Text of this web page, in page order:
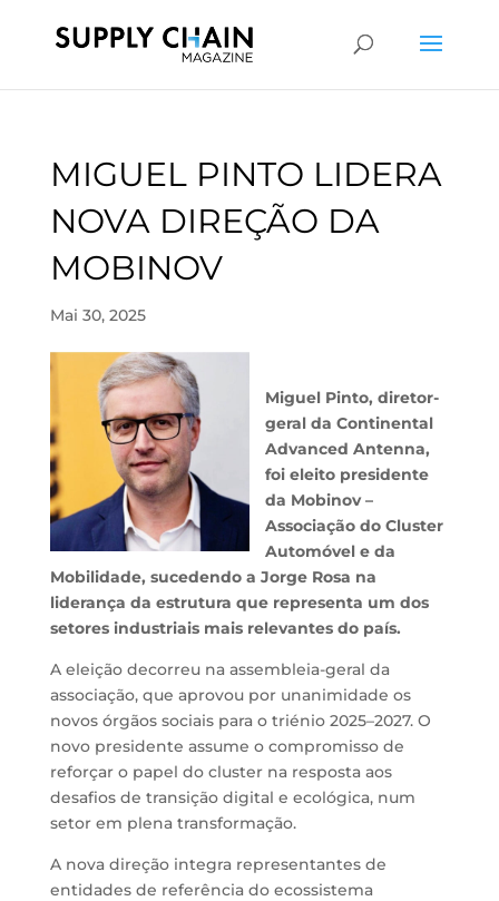
MIGUEL PINTO LIDERA
NOVA DIREÇÃO DA
MOBINOV
Mai 30, 2025
Miguel Pinto, diretor-
geral da Continental
Advanced Antenna,
foi eleito presidente
da Mobinov –
Associação do Cluster
Automóvel e da
Mobilidade, sucedendo a Jorge Rosa na
liderança da estrutura que representa um dos
setores industriais mais relevantes do país.
A eleição decorreu na assembleia-geral da
associação, que aprovou por unanimidade os
novos órgãos sociais para o triénio 2025–2027. O
novo presidente assume o compromisso de
reforçar o papel do cluster na resposta aos
desafios de transição digital e ecológica, num
setor em plena transformação.
A nova direção integra representantes de
entidades de referência do ecossistema